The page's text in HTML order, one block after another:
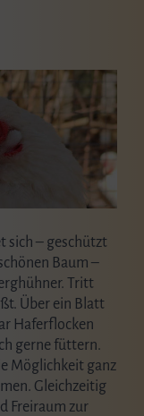
sich – geschützt
Baum –
Tritt
Über ein Blatt
Haferflocken
gerne füttern.
Möglichkeit ganz
Gleichzeitig
Freiraum zur